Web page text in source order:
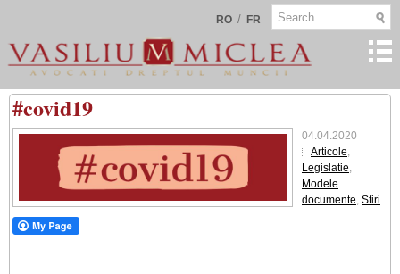
RO / FR
#covid19
04.04.2020
Articole,
Legislatie,
Modele
documente, Stiri